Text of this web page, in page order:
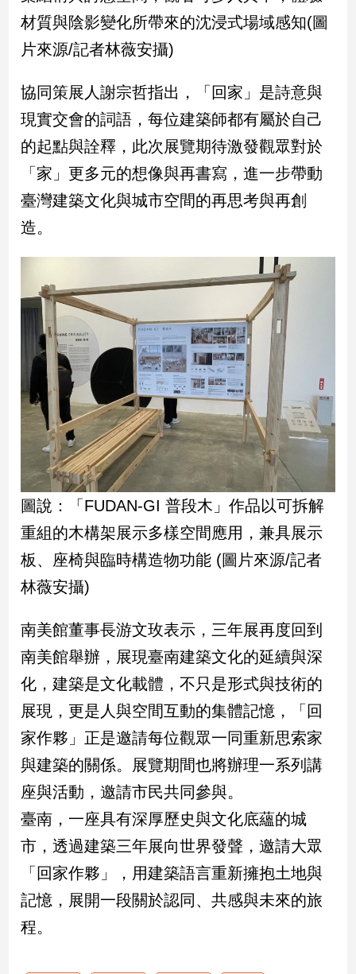
建
室
設
計
旅
遊/
美
星
座/
命
理
費
康/
親
子/
感
情
文
創
／
電
推
薦
技/
遊
戲
運
動
寵
物
影
音
專
區
合
材質與陰影變化所帶來的沈浸式場域感知(圖
片來源/記者林薇安攝)
協同策展人謝宗哲指出，「回家」是詩意與
現實交會的詞語，每位建築師都有屬於自己
的起點與詮釋，此次展覽期待激發觀眾對於
「家」更多元的想像與再書寫，進一步帶動
臺灣建築文化與城市空間的再思考與再創
造。
圖說：「FUDAN-GI 普段木」作品以可拆解
重組的木構架展示多樣空間應用，兼具展示
板、座椅與臨時構造物功能 (圖片來源/記者
林薇安攝)
南美館董事長游文玫表示，三年展再度回到
南美館舉辦，展現臺南建築文化的延續與深
化，建築是文化載體，不只是形式與技術的
展現，更是人與空間互動的集體記憶，「回
家作夥」正是邀請每位觀眾一同重新思索家
與建築的關係。展覽期間也將辦理一系列講
座與活動，邀請市民共同參與。
臺南，一座具有深厚歷史與文化底蘊的城
市，透過建築三年展向世界發聲，邀請大眾
「回家作夥」，用建築語言重新擁抱土地與
記憶，展開一段關於認同、共感與未來的旅
程。